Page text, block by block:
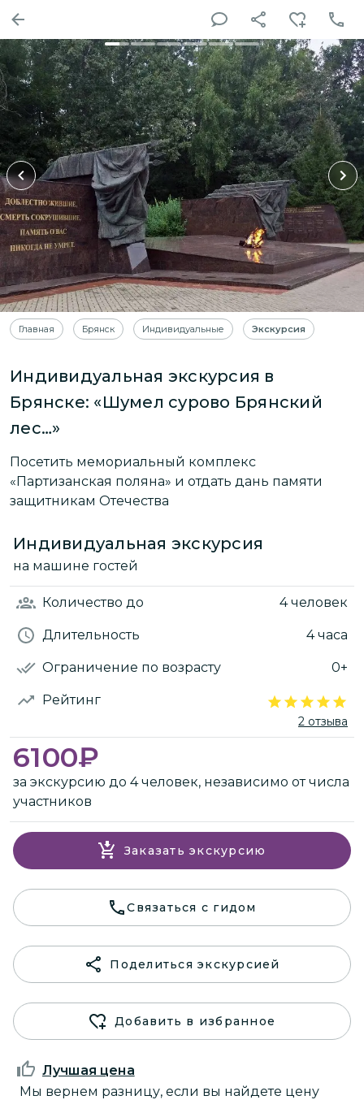
Главная Брянск Индивидуальные Экскурсия
Индивидуальная экскурсия в
Брянске: «Шумел сурово Брянский
лес…»
Посетить мемориальный комплекс
«Партизанская поляна» и отдать дань памяти
защитникам Отечества
Индивидуальная экскурсия
на машине гостей
Количество до 4 человек
Длительность 4 часа
Ограничение по возрасту 0+
Рейтинг
2 отзыва
6100₽
за экскурсию до 4 человек, независимо от числа
участников
Заказать экскурсию
Связаться с гидом
Поделиться экскурсией
Добавить в избранное
Лучшая цена
Мы вернем разницу, если вы найдете цену